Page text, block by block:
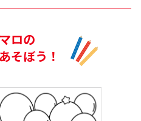
ロの
そぼう！